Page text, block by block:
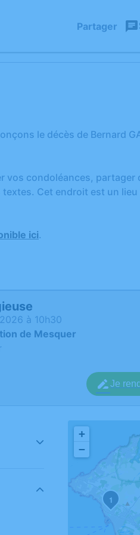
Partager
le décès de Bernard
vos condoléances,
Cet endroit est un
ici.
à 10h30
de Mesquer
Je
1
+
−